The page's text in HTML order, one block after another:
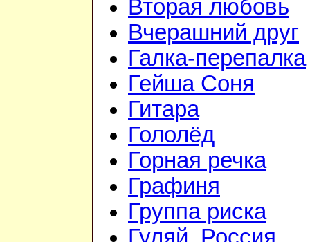
Вторая любовь
Вчерашний друг
Галка-перепалка
Гейша Соня
Гитара
Гололёд
Горная речка
Графиня
Группа риска